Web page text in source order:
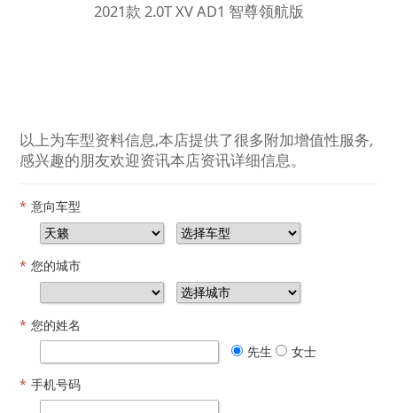
2021款 2.0T XV AD1 智尊领航版
以上为车型资料信息,本店提供了很多附加增值性服务,
感兴趣的朋友欢迎资讯本店资讯详细信息。
* 意向车型
* 您的城市
* 您的姓名
先生
女士
* 手机号码